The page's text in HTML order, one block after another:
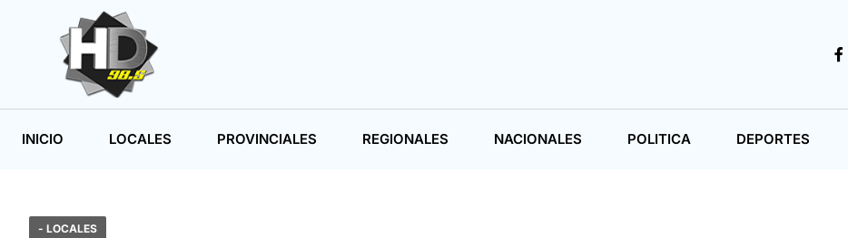
INICIO LOCALES PROVINCIALES REGIONALES NACIONALES POLITICA DEPORTES
- LOCALES